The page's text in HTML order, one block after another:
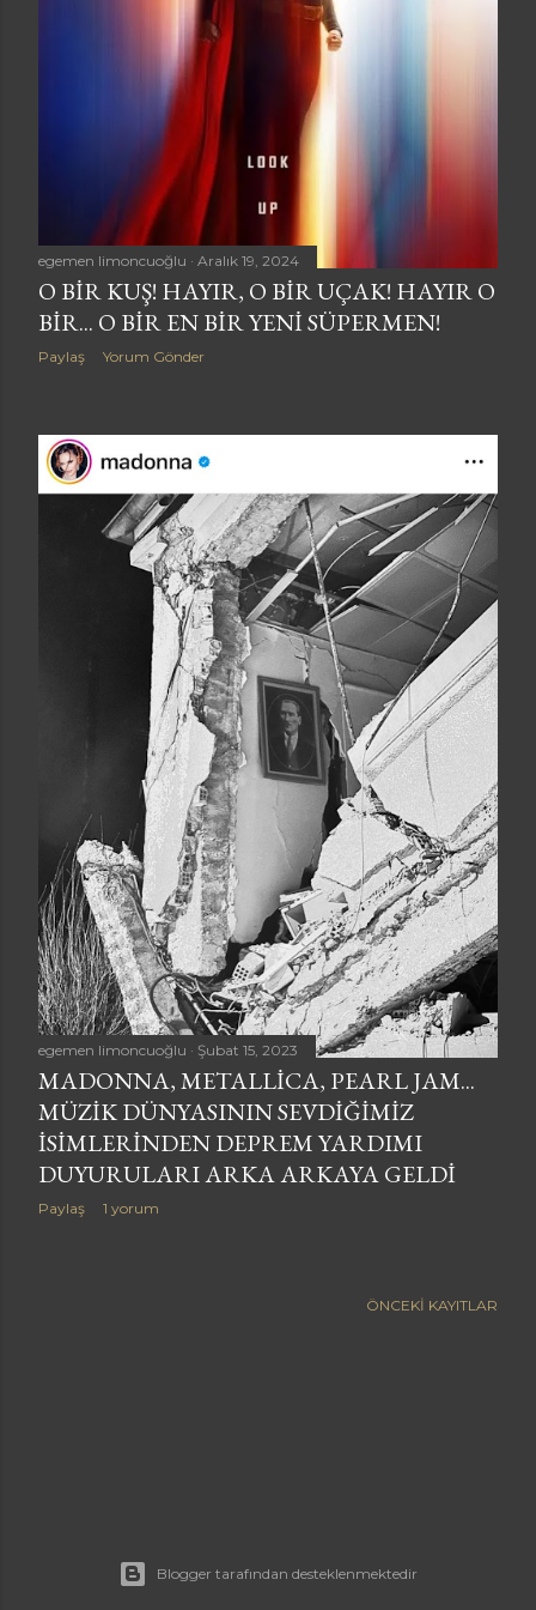
egemen limoncuoğlu Aralık 19, 2024
O BIR KUŞ! HAYIR, O BIR UÇAK! HAYIR O
BIR... O BIR EN BIR YENI SÜPERMEN!
Paylaş Yorum Gönder
egemen limoncuoğlu Şubat 15, 2023
MADONNA, METALLICA, PEARL JAM...
MÜZIK DÜNYASININ SEVDIĞIMIZ
ISIMLERINDEN DEPREM YARDIMI
DUYURULARI ARKA ARKAYA GELDI
Paylaş 1 yorum
ÖNCEKI KAYITLAR
Blogger tarafından desteklenmektedir